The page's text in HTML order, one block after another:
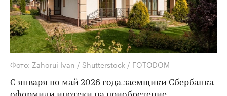
Фото: Zahorui Ivan / Shutterstock / FOTODOM
С января по май 2026 года заемщики Сбербанка